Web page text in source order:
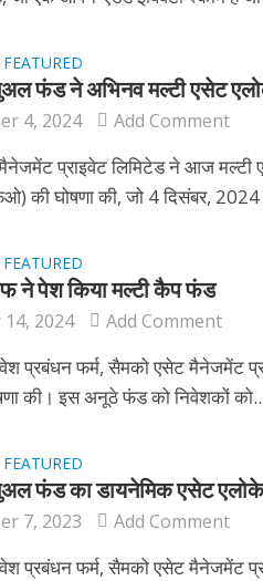
FEATURED
फंड ने अभिनव मल्टी एसेट
4, 2024 Add Comment
प्राइवेट लिमिटेड ने आज
की घोषणा की, जो 4 दिसंबर,
FEATURED
ने पेश किया मल्टी कैप फंड
2024 Add Comment
प्रबंधन फर्म, सैमको एसेट
की। इस अनूठे फंड को निवेशकों
FEATURED
फंड का डायनेमिक एसेट
7, 2023 Add Comment
प्रबंधन फर्म, सैमको एसेट मैनेजमेंट